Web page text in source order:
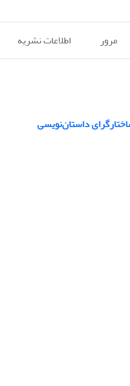
مرور اطلاعات نشریه
داستان‌نویسی